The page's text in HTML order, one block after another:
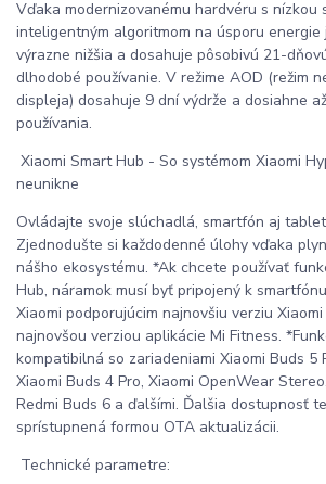
Vďaka modernizovanému hardvéru s nízkou
inteligentným algoritmom na úsporu
výrazne nižšia a dosahuje pôsobivú 21-
dlhodobé používanie. V režime AOD (režim
displeja) dosahuje 9 dní výdrže a dosiahne
používania.
Xiaomi Smart Hub - So systémom Xiaomi
neunikne
Ovládajte svoje slúchadlá, smartfón aj
Zjednodušte si každodenné úlohy vďaka
nášho ekosystému. *Ak chcete používať
Hub, náramok musí byť pripojený k
Xiaomi podporujúcim najnovšiu verziu
najnovšou verziou aplikácie Mi Fitness.
kompatibilná so zariadeniami Xiaomi Buds 5
Xiaomi Buds 4 Pro, Xiaomi OpenWear
Redmi Buds 6 a ďalšími. Ďalšia dostupnosť
sprístupnená formou OTA aktualizácii.
Technické parametre: